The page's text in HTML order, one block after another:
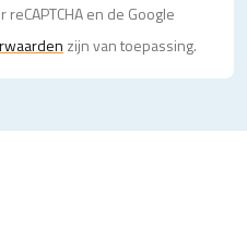
en de Google
zijn van toepassing.